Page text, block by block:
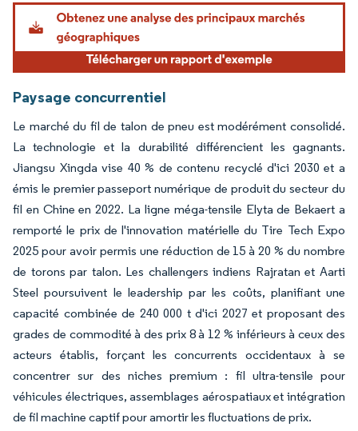
Image © Mordor Intelligence. La réutilisation nécessite une attribution sous CC BY
Paysage concurrentiel
Le marché du fil de talon de pneu est modérément consolidé.
La technologie et la durabilité différencient les gagnants.
Jiangsu Xingda vise 40 % de contenu recyclé d'ici 2030 et a
émis le premier passeport numérique de produit du secteur du
fil en Chine en 2022. La ligne méga-tensile Elyta de Bekaert a
remporté le prix de l'innovation matérielle du Tire Tech Expo
2025 pour avoir permis une réduction de 15 à 20 % du nombre
de torons par talon. Les challengers indiens Rajratan et Aarti
Steel poursuivent le leadership par les coûts, planifiant une
capacité combinée de 240 000 t d'ici 2027 et proposant des
grades de commodité à des prix 8 à 12 % inférieurs à ceux des
acteurs établis, forçant les concurrents occidentaux à se
concentrer sur des niches premium : fil ultra-tensile pour
véhicules électriques, assemblages aérospatiaux et intégration
de fil machine captif pour amortir les fluctuations de prix.